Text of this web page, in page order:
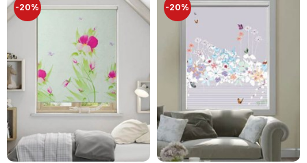
-20% -20%